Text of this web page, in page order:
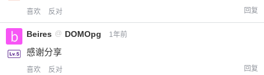
喜欢 反对 回复
Beires @ DOMOpg 1年前
感谢分享
喜欢 反对 回复